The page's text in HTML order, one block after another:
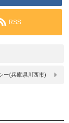
RSS
ー(兵庫県川西市)